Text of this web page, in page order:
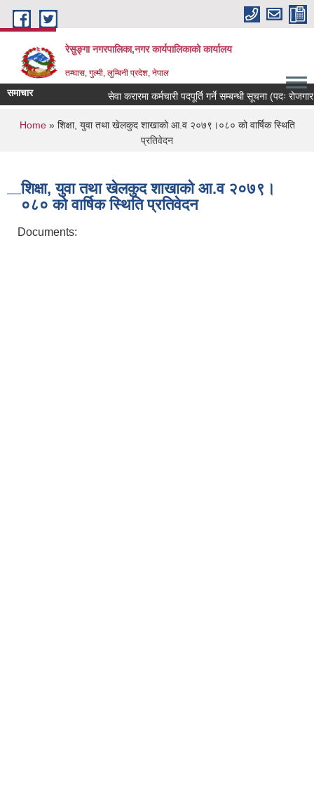
Skip to main content
रेसुङ्गा नगरपालिका,नगर कार्यपालिकाको कार्यालय
तम्घास, गुल्मी, लुम्बिनी प्रदेश, नेपाल
समाचार सेवा करारमा कर्मचारी पदपूर्ति गर्ने सम्बन्धी सूचना (पदः रोजगार
You are here
Home» शिक्षा, युवा तथा खेलकुद शाखाको आ.व २०७९।०८० को वार्षिक स्थिति
प्रतिवेदन
शिक्षा, युवा तथा खेलकुद शाखाको आ.व २०७९।
०८० को वार्षिक स्थिति प्रतिवेदन
Documents: